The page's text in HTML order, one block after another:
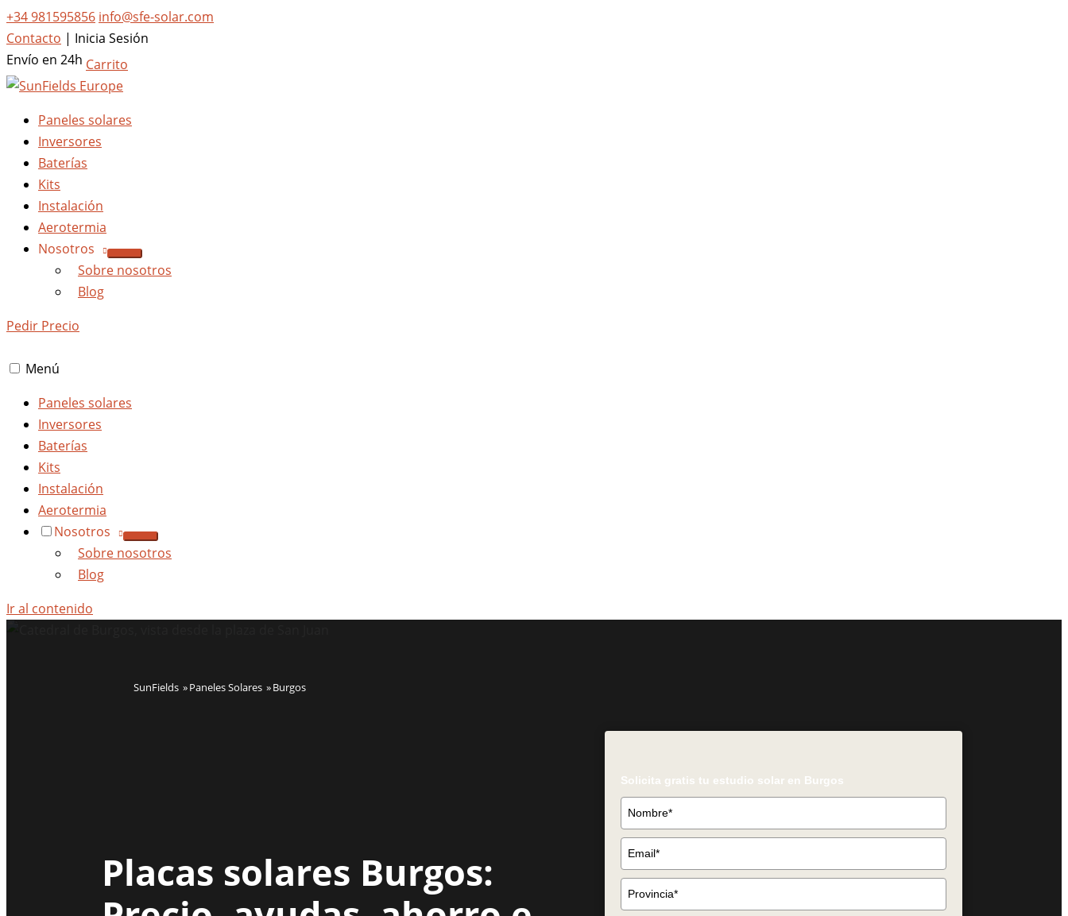
+34 981595856 info@sfe-solar.com
Contacto | Inicia Sesión
Envío en 24h Carrito
Paneles solares
Inversores
Baterías
Kits
Instalación
Aerotermia
Nosotros
Sobre nosotros
Blog
Pedir Precio
Menú
Paneles solares
Inversores
Baterías
Kits
Instalación
Aerotermia
Nosotros
Sobre nosotros
Blog
Ir al contenido
SunFields Paneles Solares Burgos
Placas solares Burgos:
Solicita gratis tu estudio solar en Burgos